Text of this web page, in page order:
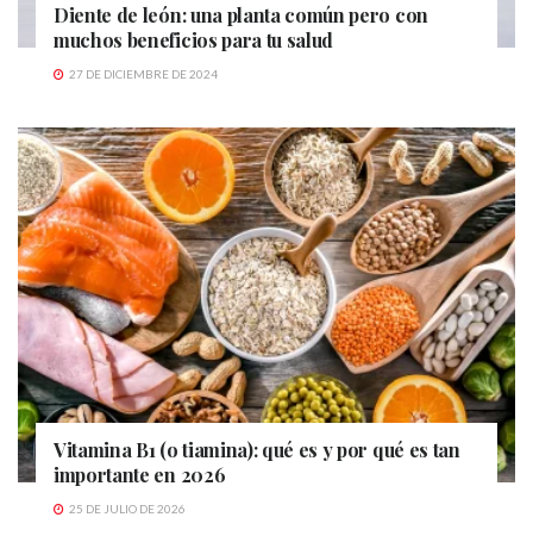
Diente de león: una planta común pero con
muchos beneficios para tu salud
27 DE DICIEMBRE DE 2024
Vitamina B1 (o tiamina): qué es y por qué es tan
importante en 2026
25 DE JULIO DE 2026